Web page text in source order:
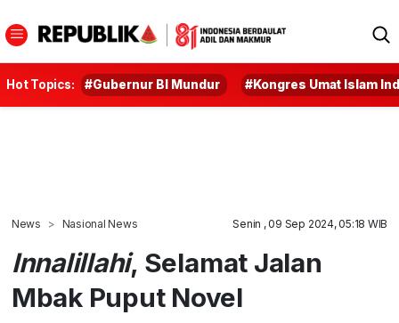
Hot Topics: #Gubernur BI Mundur #Kongres Umat Islam
News Nasional News Senin , 09 Sep 2024, 05:18 WIB
Innalillahi, Selamat Jalan
Mbak Puput Novel